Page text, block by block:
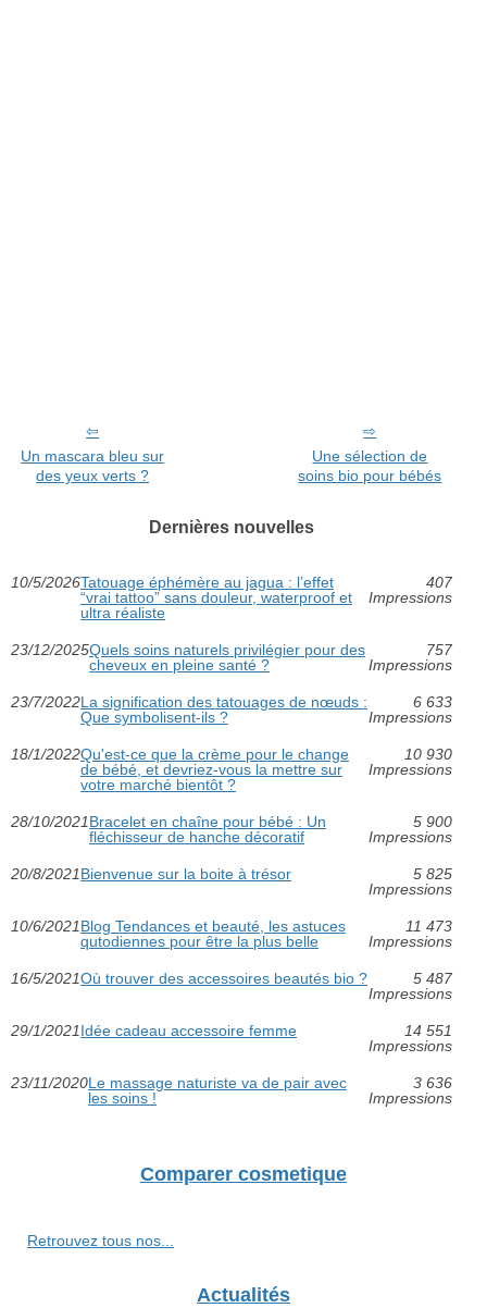
Un mascara bleu sur
des yeux verts ?
Une sélection de
soins bio pour bébés
Dernières nouvelles
10/5/2026Tatouage éphémère au jagua : l’effet
“vrai tattoo” sans douleur, waterproof et
ultra réaliste
407
Impressions
23/12/2025Quels soins naturels privilégier pour des
cheveux en pleine santé ?
757
Impressions
23/7/2022La signification des tatouages de nœuds :
Que symbolisent-ils ?
6 633
Impressions
18/1/2022Qu'est-ce que la crème pour le change
de bébé, et devriez-vous la mettre sur
votre marché bientôt ?
10 930
Impressions
28/10/2021Bracelet en chaîne pour bébé : Un
fléchisseur de hanche décoratif
5 900
Impressions
20/8/2021Bienvenue sur la boite à trésor
5 825
Impressions
10/6/2021Blog Tendances et beauté, les astuces
qutodiennes pour être la plus belle
11 473
Impressions
16/5/2021Où trouver des accessoires beautés bio ?
5 487
Impressions
29/1/2021Idée cadeau accessoire femme
14 551
Impressions
23/11/2020Le massage naturiste va de pair avec
les soins !
3 636
Impressions
Comparer cosmetique
Retrouvez tous nos...
Actualités